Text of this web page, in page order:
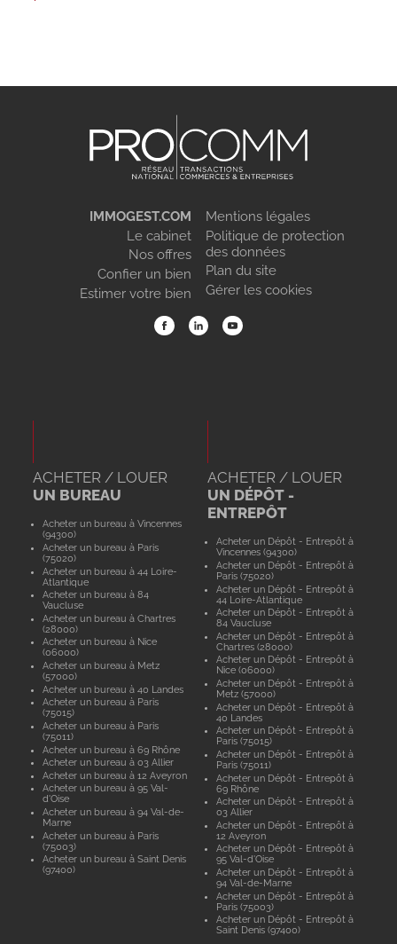
IMMOGEST.COM
Le cabinet
Nos offres
Confier un bien
Estimer votre bien
Mentions légales
Politique de protection
des données
Plan du site
Gérer les cookies
ACHETER / LOUER
UN BUREAU
Acheter un bureau à Vincennes
(94300)
Acheter un bureau à Paris
(75020)
Acheter un bureau à 44 Loire-
Atlantique
Acheter un bureau à 84
Vaucluse
Acheter un bureau à Chartres
(28000)
Acheter un bureau à Nice
(06000)
Acheter un bureau à Metz
(57000)
Acheter un bureau à 40 Landes
Acheter un bureau à Paris
(75015)
Acheter un bureau à Paris
(75011)
Acheter un bureau à 69 Rhône
Acheter un bureau à 03 Allier
Acheter un bureau à 12 Aveyron
Acheter un bureau à 95 Val-
d'Oise
Acheter un bureau à 94 Val-de-
Marne
Acheter un bureau à Paris
(75003)
Acheter un bureau à Saint Denis
(97400)
ACHETER / LOUER
UN DÉPÔT -
ENTREPÔT
Acheter un Dépôt - Entrepôt à
Vincennes (94300)
Acheter un Dépôt - Entrepôt à
Paris (75020)
Acheter un Dépôt - Entrepôt à
44 Loire-Atlantique
Acheter un Dépôt - Entrepôt à
84 Vaucluse
Acheter un Dépôt - Entrepôt à
Chartres (28000)
Acheter un Dépôt - Entrepôt à
Nice (06000)
Acheter un Dépôt - Entrepôt à
Metz (57000)
Acheter un Dépôt - Entrepôt à
40 Landes
Acheter un Dépôt - Entrepôt à
Paris (75015)
Acheter un Dépôt - Entrepôt à
Paris (75011)
Acheter un Dépôt - Entrepôt à
69 Rhône
Acheter un Dépôt - Entrepôt à
03 Allier
Acheter un Dépôt - Entrepôt à
12 Aveyron
Acheter un Dépôt - Entrepôt à
95 Val-d'Oise
Acheter un Dépôt - Entrepôt à
94 Val-de-Marne
Acheter un Dépôt - Entrepôt à
Paris (75003)
Acheter un Dépôt - Entrepôt à
Saint Denis (97400)